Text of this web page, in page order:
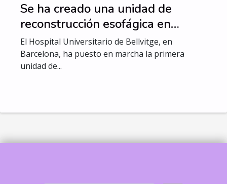
Se ha creado una unidad de
reconstrucción esofágica en
España
El Hospital Universitario de Bellvitge, en
Barcelona, ha puesto en marcha la primera
unidad de...